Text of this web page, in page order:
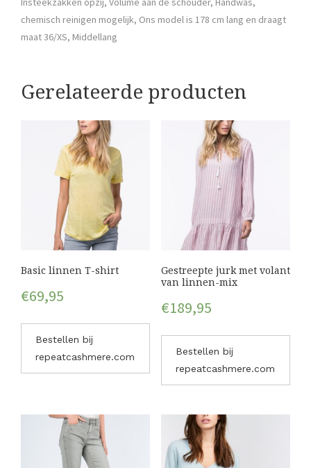
chemisch reinigen mogelijk, Ons model is 178 cm lang en draagt
maat 36/XS, Middellang
Gerelateerde producten
Basic linnen T-shirt
€69,95
Bestellen bij
repeatcashmere.com
Gestreepte jurk met volant
van linnen-mix
€189,95
Bestellen bij
repeatcashmere.com